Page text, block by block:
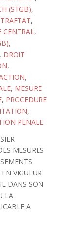
(STGB),
,
CENTRAL,
,
, DROIT
,
,
, MESURE
, PROCEDURE
,
PENALE
MESURES
VIGUEUR
DANS SON
LA
A